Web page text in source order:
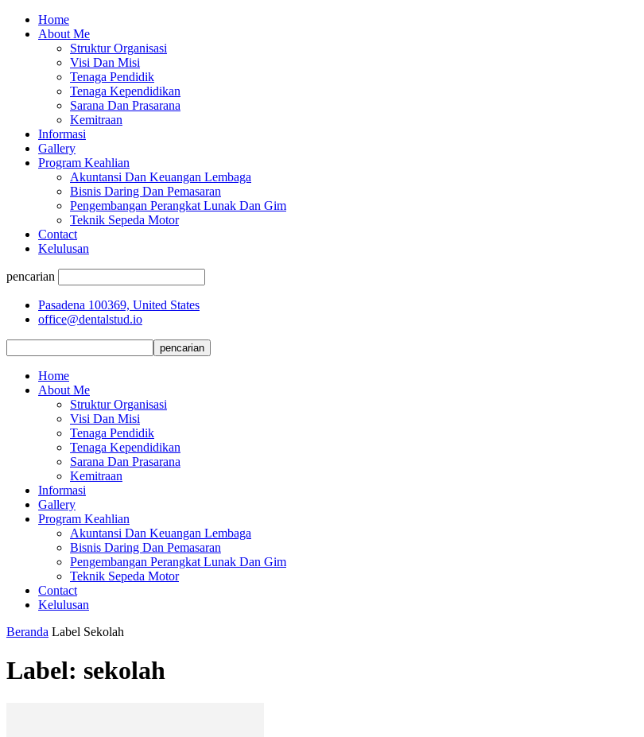
Home
About Me
Struktur Organisasi
Visi Dan Misi
Tenaga Pendidik
Tenaga Kependidikan
Sarana Dan Prasarana
Kemitraan
Informasi
Gallery
Program Keahlian
Akuntansi Dan Keuangan Lembaga
Bisnis Daring Dan Pemasaran
Pengembangan Perangkat Lunak Dan Gim
Teknik Sepeda Motor
Contact
Kelulusan
pencarian
Pasadena 100369, United States
office@dentalstud.io
Home
About Me
Struktur Organisasi
Visi Dan Misi
Tenaga Pendidik
Tenaga Kependidikan
Sarana Dan Prasarana
Kemitraan
Informasi
Gallery
Program Keahlian
Akuntansi Dan Keuangan Lembaga
Bisnis Daring Dan Pemasaran
Pengembangan Perangkat Lunak Dan Gim
Teknik Sepeda Motor
Contact
Kelulusan
Beranda Label Sekolah
Label: sekolah